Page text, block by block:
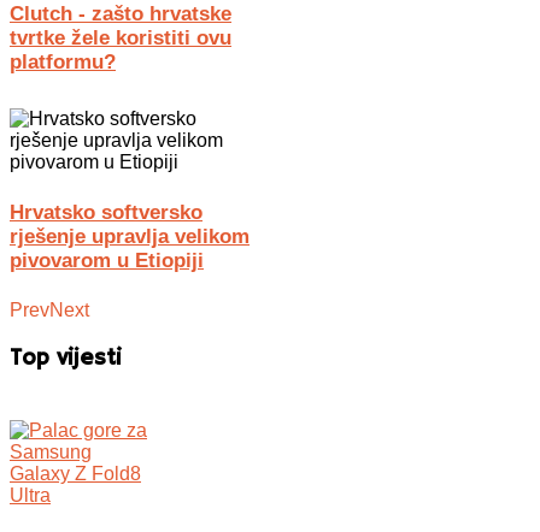
Clutch - zašto hrvatske
tvrtke žele koristiti ovu
platformu?
Hrvatsko softversko
rješenje upravlja velikom
pivovarom u Etiopiji
PrevNext
Top vijesti